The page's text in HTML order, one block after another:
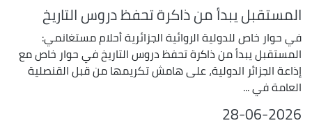
المستقبل يبدأ من ذاكرة تحفظ دروس التاريخ
في حوار خاص للدولية الروائية الجزائرية أحلام مستغانمي:
المستقبل يبدأ من ذاكرة تحفظ دروس التاريخ في حوار خاص مع
إذاعة الجزائر الدولية، على هامش تكريمها من قبل القنصلية
العامة في ...
28-06-2026